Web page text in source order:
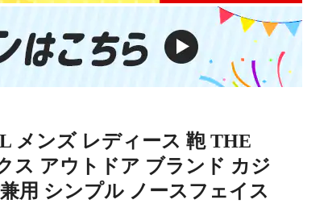
メンズ レディース 鞄 THE
ス アウトドア ブランド カジ
用 シンプル ノースフェイス